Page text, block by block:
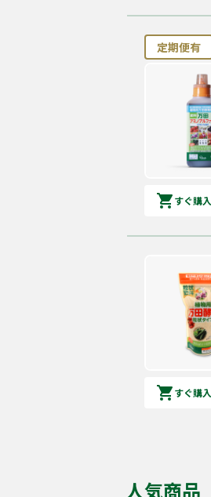
定期便有
すぐ購入
すぐ購入
人気商品